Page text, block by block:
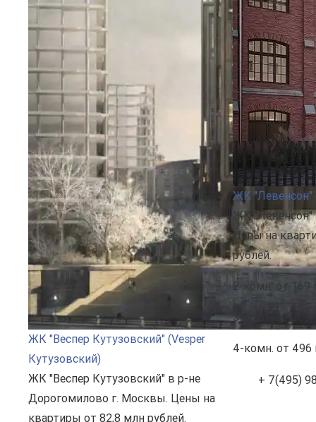
ЖК "Веспер Кутузовский" (Vesper
Кутузовский)
ЖК "Веспер Кутузовский" в р-не
Дорогомилово г. Москвы. Цены на
квартиры от 82,8 млн рублей.
ЖК "Левенсон"
ЖК "Левенсон"
Цены на
рублей.
2-комн. от 169
3-комн.
4-комн. от 496
+ 7(495)